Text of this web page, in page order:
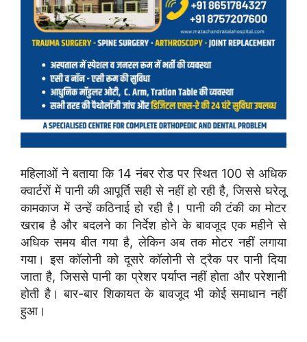
महिलाओं ने बताया कि 14 नंबर रोड पर स्थित 100 से अधिक
क्वार्टरों में पानी की आपूर्ति सही से नहीं हो रही है, जिससे घरेलू
कामकाज में उन्हें कठिनाई हो रही है। पानी की टंकी का मोटर
खराब है और बदलने का निर्देश होने के बावजूद एक महीने से
अधिक समय बीत गया है, लेकिन अब तक मोटर नहीं लगाया
गया। इस कॉलोनी को दूसरे कॉलोनी से ट्रैक पर पानी दिया
जाता है, जिससे पानी का प्रेशर पर्याप्त नहीं होता और परेशानी
होती है। बार-बार शिकायत के बावजूद भी कोई समाधान नहीं
हुआ।